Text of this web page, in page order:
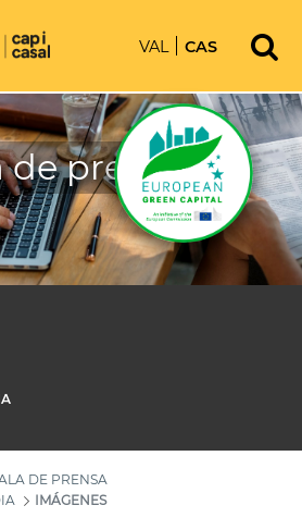
VAL CAS
de prensa
DE PRENSA
IMÁGENES